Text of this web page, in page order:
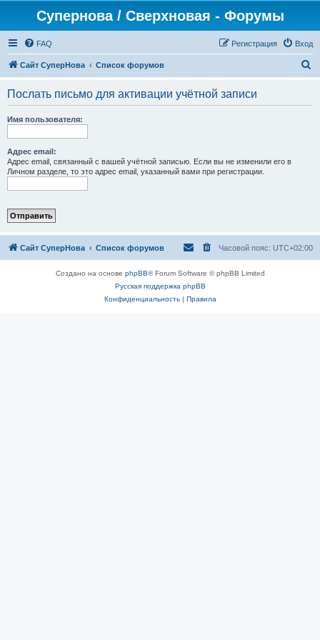
Супернова / Сверхновая - Форумы
FAQ Вход
Регистрация
Сайт СуперНова Список форумов
Послать письмо для активации учётной записи
Имя пользователя:
Адрес email:
Адрес email, связанный с вашей учётной записью. Если вы не изменили его в
Личном разделе, то это адрес email, указанный вами при регистрации.
Сайт СуперНова Список форумов Часовой пояс: UTC+02:00
Создано на основе phpBB® Forum Software © phpBB Limited
Русская поддержка phpBB
Конфиденциальность| Правила